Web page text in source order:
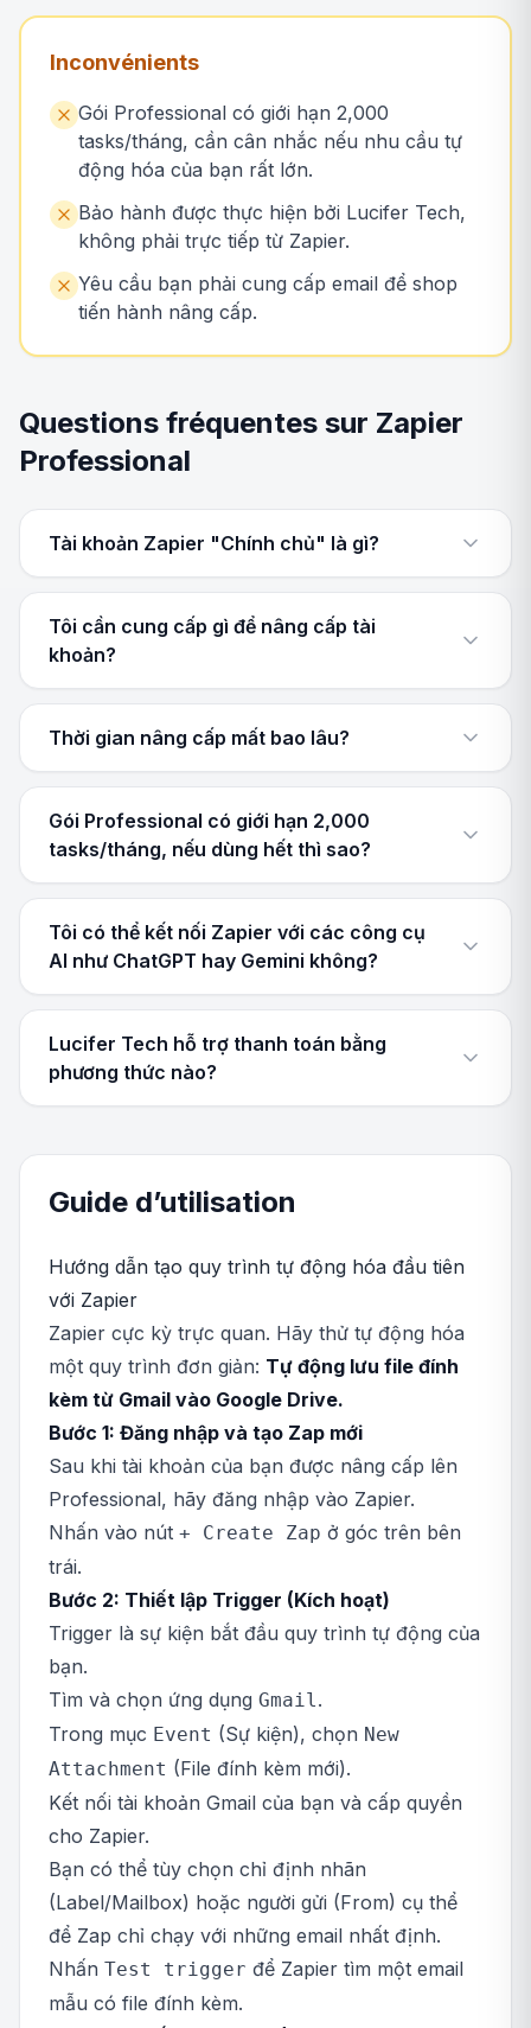
Inconvénients
Gói Professional có giới hạn 2,000
tasks/tháng, cần cân nhắc nếu nhu cầu tự
động hóa của bạn rất lớn.
Bảo hành được thực hiện bởi Lucifer Tech,
không phải trực tiếp từ Zapier.
Yêu cầu bạn phải cung cấp email để shop
tiến hành nâng cấp.
Questions fréquentes sur Zapier
Professional
Tài khoản Zapier "Chính chủ" là gì?
Tôi cần cung cấp gì để nâng cấp tài
khoản?
Thời gian nâng cấp mất bao lâu?
Gói Professional có giới hạn 2,000
tasks/tháng, nếu dùng hết thì sao?
Tôi có thể kết nối Zapier với các công cụ
AI như ChatGPT hay Gemini không?
Lucifer Tech hỗ trợ thanh toán bằng
phương thức nào?
Guide d’utilisation
Hướng dẫn tạo quy trình tự động hóa đầu tiên
với Zapier
Zapier cực kỳ trực quan. Hãy thử tự động hóa
một quy trình đơn giản: Tự động lưu file đính
kèm từ Gmail vào Google Drive.
Bước 1: Đăng nhập và tạo Zap mới
Sau khi tài khoản của bạn được nâng cấp lên
Professional, hãy đăng nhập vào Zapier.
Nhấn vào nút + Create Zap ở góc trên bên
trái.
Bước 2: Thiết lập Trigger (Kích hoạt)
Trigger là sự kiện bắt đầu quy trình tự động của
bạn.
Tìm và chọn ứng dụng Gmail.
Trong mục Event (Sự kiện), chọn New
Attachment (File đính kèm mới).
Kết nối tài khoản Gmail của bạn và cấp quyền
cho Zapier.
Bạn có thể tùy chọn chỉ định nhãn
(Label/Mailbox) hoặc người gửi (From) cụ thể
để Zap chỉ chạy với những email nhất định.
Nhấn Test trigger để Zapier tìm một email
mẫu có file đính kèm.